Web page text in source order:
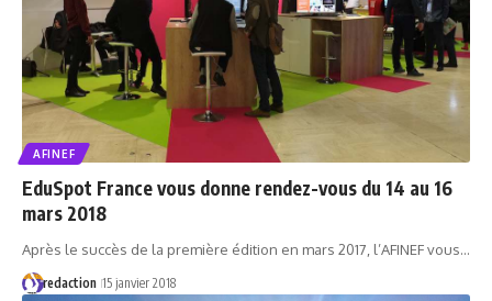
AFINEF
EduSpot France vous donne rendez-vous du 14 au 16
mars 2018
Après le succès de la première édition en mars 2017, l’AFINEF vous…
redaction 15 janvier 2018